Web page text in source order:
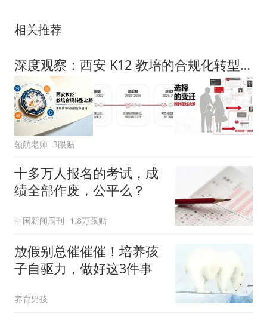
相关推荐
深度观察：西安 K12 教培的合规化转型之路
领航老师 3跟贴
十多万人报名的考试，成
绩全部作废，公平么？
中国新闻周刊 1.8万跟贴
放假别总催催催！培养孩
子自驱力，做好这3件事
养育男孩